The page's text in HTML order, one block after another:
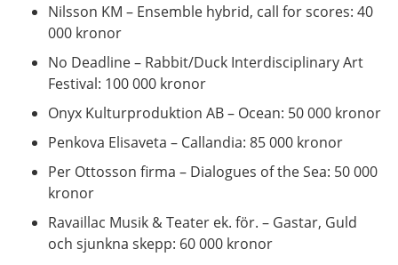
Nilsson KM – Ensemble hybrid, call for scores: 40
000 kronor
No Deadline – Rabbit/Duck Interdisciplinary Art
Festival: 100 000 kronor
Onyx Kulturproduktion AB – Ocean: 50 000 kronor
Penkova Elisaveta – Callandia: 85 000 kronor
Per Ottosson firma – Dialogues of the Sea: 50 000
kronor
Ravaillac Musik & Teater ek. för. – Gastar, Guld
och sjunkna skepp: 60 000 kronor